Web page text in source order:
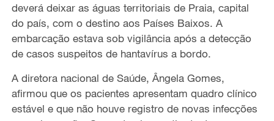
deverá deixar as águas territoriais de Praia, capital
do país, com o destino aos Países Baixos. A
embarcação estava sob vigilância após a detecção
de casos suspeitos de hantavírus a bordo.
A diretora nacional de Saúde, Ângela Gomes,
afirmou que os pacientes apresentam quadro clínico
estável e que não houve registro de novas infecções